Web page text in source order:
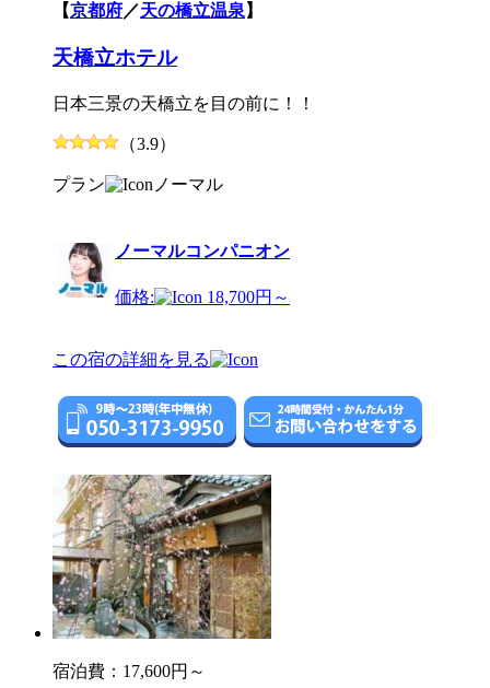
【京都府／天の橋立温泉 】
天橋立ホテル
日本三景の天橋立を目の前に！！
（3.9）
プラン ノーマル
ノーマルコンパニオン
価格: 18,700円～
この宿の詳細を見る
宿泊費： 17,600円～